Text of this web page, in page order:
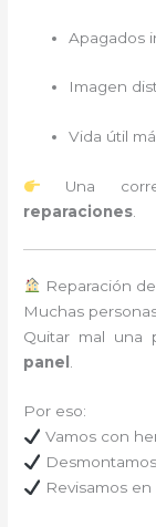
Apagados
Imagen
Vida útil
Una
reparaciones
Reparación
Muchas
Quitar mal una
panel
Por eso:
Vamos con
Revisamos en